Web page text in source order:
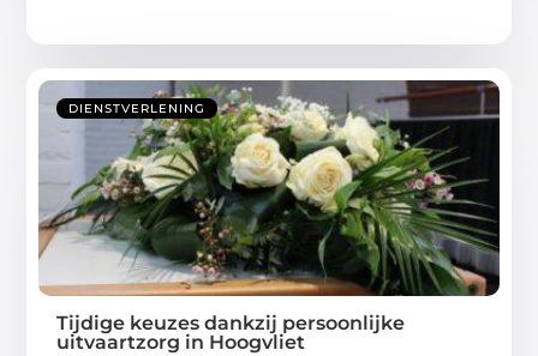
DIENSTVERLENING
Tijdige keuzes dankzij persoonlijke
uitvaartzorg in Hoogvliet